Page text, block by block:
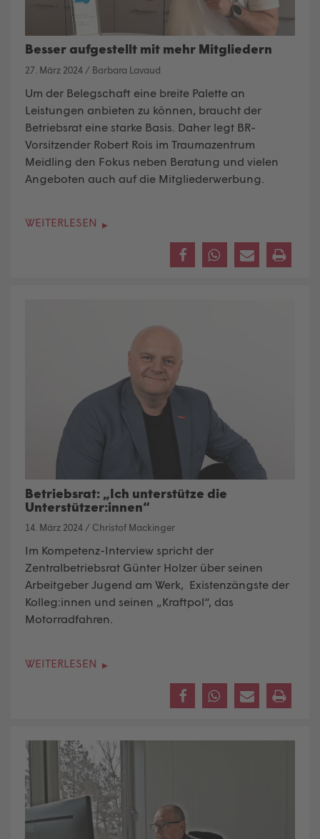
Besser aufgestellt mit mehr Mitgliedern
27. März 2024 / Barbara Lavaud
Um der Belegschaft eine breite Palette an
Leistungen anbieten zu können, braucht der
Betriebsrat eine starke Basis. Daher legt BR-
Vorsitzender Robert Rois im Traumazentrum
Meidling den Fokus neben Beratung und vielen
Angeboten auch auf die Mitgliederwerbung.
WEITERLESEN
Betriebsrat: „Ich unterstütze die
Unterstützer:innen“
14. März 2024 / Christof Mackinger
Im Kompetenz-Interview spricht der
Zentralbetriebsrat Günter Holzer über seinen
Arbeitgeber Jugend am Werk, Existenzängste der
Kolleg:innen und seinen „Kraftpol“, das
Motorradfahren.
WEITERLESEN